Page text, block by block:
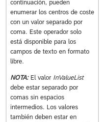
continuación, pueden
enumerar los centros de coste
con un valor separado por
coma. Este operador solo
está disponible para los
campos de texto en formato
libre.
NOTA:El valor InValueList
debe estar separado por
comas sin espacios
intermedios. Los valores
también deben estar en